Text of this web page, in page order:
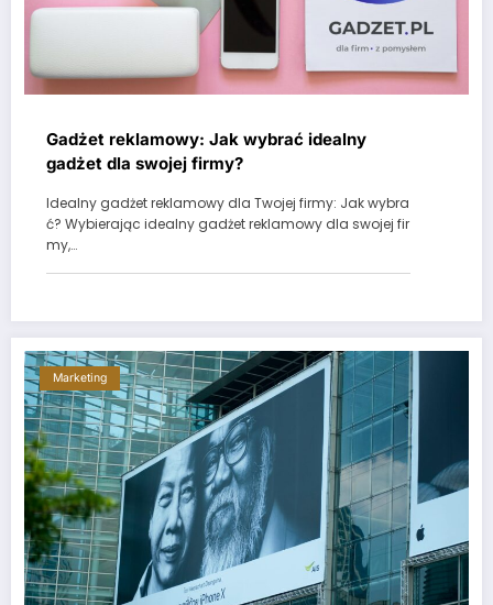
Gadżet reklamowy: Jak wybrać idealny
gadżet dla swojej firmy?
Idealny gadżet reklamowy dla Twojej firmy: Jak wybra
ć? Wybierając idealny gadżet reklamowy dla swojej fir
my,…
Marketing